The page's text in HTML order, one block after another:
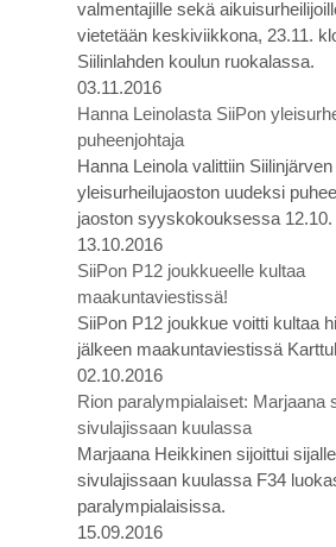
valmentajille sekä
vietetään keskiviikkona, 23.11.
Siilinlahden koulun ruokalassa.
03.11.2016
Hanna Leinolasta SiiPon
puheenjohtaja
Hanna Leinola valittiin
yleisurheilujaoston uudeksi
jaoston syyskokouksessa 12.10.
13.10.2016
SiiPon P12 joukkueelle kultaa
maakuntaviestissä!
SiiPon P12 joukkue voitti kultaa
jälkeen maakuntaviestissä
02.10.2016
Rion paralympialaiset: Marjaana
sivulajissaan kuulassa
Marjaana Heikkinen sijoittui
sivulajissaan kuulassa F34
paralympialaisissa.
15.09.2016